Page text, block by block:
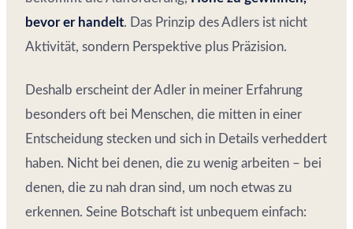
bevor er handelt. Das Prinzip des Adlers ist nicht
Aktivität, sondern Perspektive plus Präzision.
Deshalb erscheint der Adler in meiner Erfahrung
besonders oft bei Menschen, die mitten in einer
Entscheidung stecken und sich in Details verheddert
haben. Nicht bei denen, die zu wenig arbeiten – bei
denen, die zu nah dran sind, um noch etwas zu
erkennen. Seine Botschaft ist unbequem einfach: